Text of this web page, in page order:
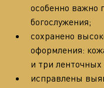
особенно важно
богослужения;
сохранено
оформления:
и три ленточных
исправлены